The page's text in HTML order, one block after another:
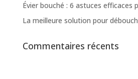
Évier bouché : 6 astuces efficaces
La meilleure solution pour
Commentaires récents